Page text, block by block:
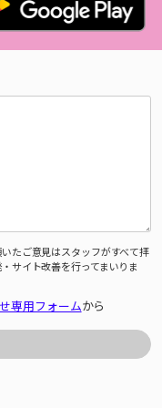
たご意見はスタッフがすべて拝
サイト改善を行ってまいりま
専用フォームから